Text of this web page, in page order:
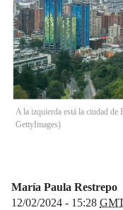
A la izquierda está la ciudad
GettyImages)
María Paula Restrepo
12/02/2024 - 15:28